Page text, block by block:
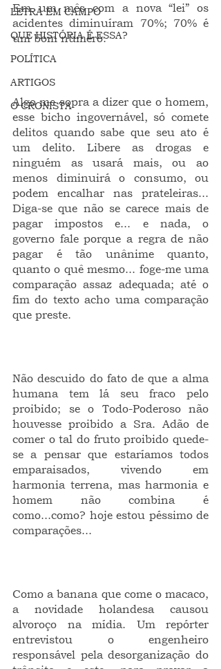
LETRA EM CAMPO
QUE HISTÓRIA É ESSA?
POLÍTICA
ARTIGOS
O CRONISTA
Em um mês com a nova “lei” os
acidentes diminuíram 70%; 70% é
um bom número.
Algo me sopra a dizer que o homem,
esse bicho ingovernável, só comete
delitos quando sabe que seu ato é
um delito. Libere as drogas e
ninguém as usará mais, ou ao
menos diminuirá o consumo, ou
podem encalhar nas prateleiras...
Diga-se que não se carece mais de
pagar impostos e... e nada, o
governo fale porque a regra de não
pagar é tão unânime quanto,
quanto o quê mesmo... foge-me uma
comparação assaz adequada; até o
fim do texto acho uma comparação
que preste.
Não descuido do fato de que a alma
humana tem lá seu fraco pelo
proibido; se o Todo-Poderoso não
houvesse proibido a Sra. Adão de
comer o tal do fruto proibido quede-
se a pensar que estaríamos todos
emparaisados, vivendo em
harmonia terrena, mas harmonia e
homem não combina é
como...como? hoje estou péssimo de
comparações...
Como a banana que come o macaco,
a novidade holandesa causou
alvoroço na mídia. Um repórter
entrevistou o engenheiro
responsável pela desorganização do